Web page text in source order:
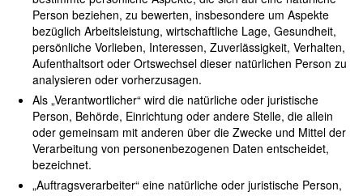
Person beziehen, zu bewerten, insbesondere um Aspekte
bezüglich Arbeitsleistung, wirtschaftliche Lage, Gesundheit,
persönliche Vorlieben, Interessen, Zuverlässigkeit, Verhalten,
Aufenthaltsort oder Ortswechsel dieser natürlichen Person zu
analysieren oder vorherzusagen.
Als „Verantwortlicher“ wird die natürliche oder juristische
Person, Behörde, Einrichtung oder andere Stelle, die allein
oder gemeinsam mit anderen über die Zwecke und Mittel der
Verarbeitung von personenbezogenen Daten entscheidet,
bezeichnet.
„Auftragsverarbeiter“ eine natürliche oder juristische Person,